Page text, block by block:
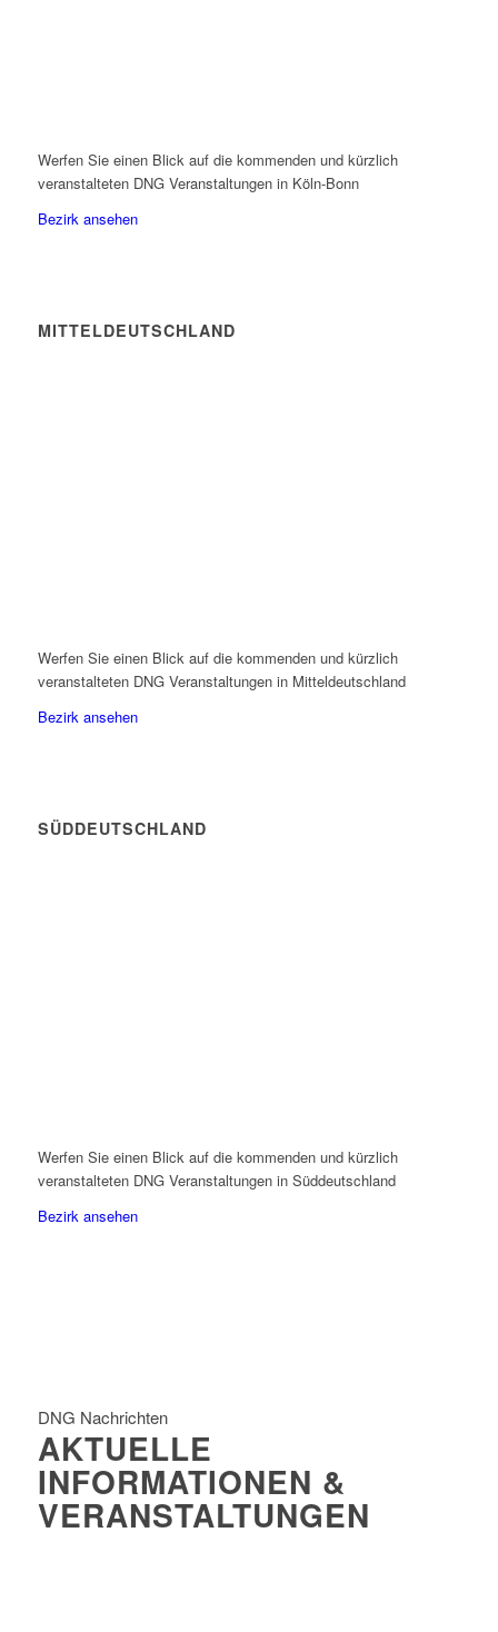
Werfen Sie einen Blick auf die kommenden und kürzlich
veranstalteten DNG Veranstaltungen in Köln-Bonn
Bezirk ansehen
MITTELDEUTSCHLAND
Werfen Sie einen Blick auf die kommenden und kürzlich
veranstalteten DNG Veranstaltungen in Mitteldeutschland
Bezirk ansehen
SÜDDEUTSCHLAND
Werfen Sie einen Blick auf die kommenden und kürzlich
veranstalteten DNG Veranstaltungen in Süddeutschland
Bezirk ansehen
DNG Nachrichten
AKTUELLE
INFORMATIONEN &
VERANSTALTUNGEN